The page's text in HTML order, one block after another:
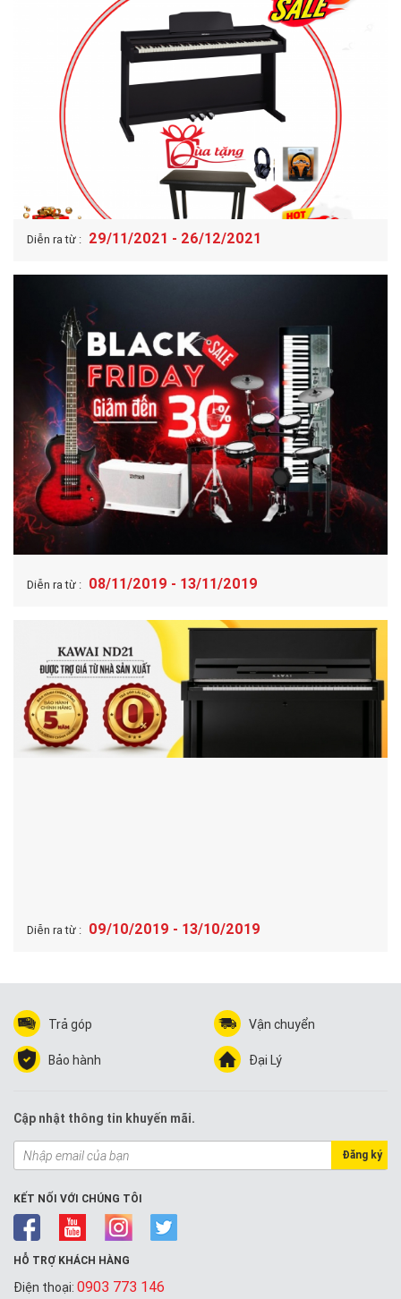
Diễn ra từ : 29/11/2021 - 26/12/2021
Diễn ra từ : 08/11/2019 - 13/11/2019
Diễn ra từ : 09/10/2019 - 13/10/2019
Trả góp Vận chuyển
Bảo hành Đại Lý
Cập nhật thông tin khuyến mãi.
Đăng ký
KẾT NỐI VỚI CHÚNG TÔI
HỖ TRỢ KHÁCH HÀNG
Điện thoại: 0903 773 146